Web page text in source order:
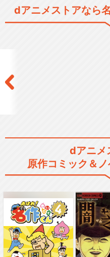
dアニメストアなら
dアニメ
原作コミック＆